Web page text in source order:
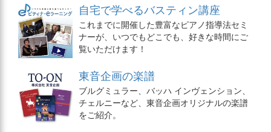
自宅で学べるバスティン講座
これまでに開催した豊富なピアノ指導法セミ
ナーが、いつでもどこでも、好きな時間にご
覧いただけます！
東音企画の楽譜
ブルグミュラー、バッハ インヴェンション、
チェルニーなど、東音企画オリジナルの楽譜
をご紹介。